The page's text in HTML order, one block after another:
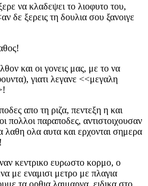
να κλαδεψει το λιοφυτο του,
δε ξερεις τη δουλια σου ξανοιγε
και οι γονεις μας, με το να
γιατι λεγανε <<μεγαλη
απο τη ριζα, πεντεξη η και
πολλοι παραποδες, αντιστοιχουσαν
λαθη ολα αυτα και ερχονται σημερα
κεντρικο ευρωστο κορμο, ο
με εναμισι μετρο με πλαγια
τα ορθια λαιμαργα, ειδικα στο